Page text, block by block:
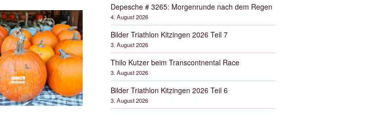
Depesche # 3265: Morgenrunde nach dem Regen
4. August 2026
Bilder Triathlon Kitzingen 2026 Teil 7
3. August 2026
Thilo Kutzer beim Transcontnental Race
3. August 2026
Bilder Triathlon Kitzingen 2026 Teil 6
3. August 2026